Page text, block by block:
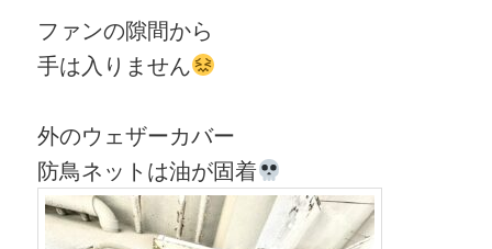
ファンの隙間から
手は入りません
外のウェザーカバー
防鳥ネットは油が固着